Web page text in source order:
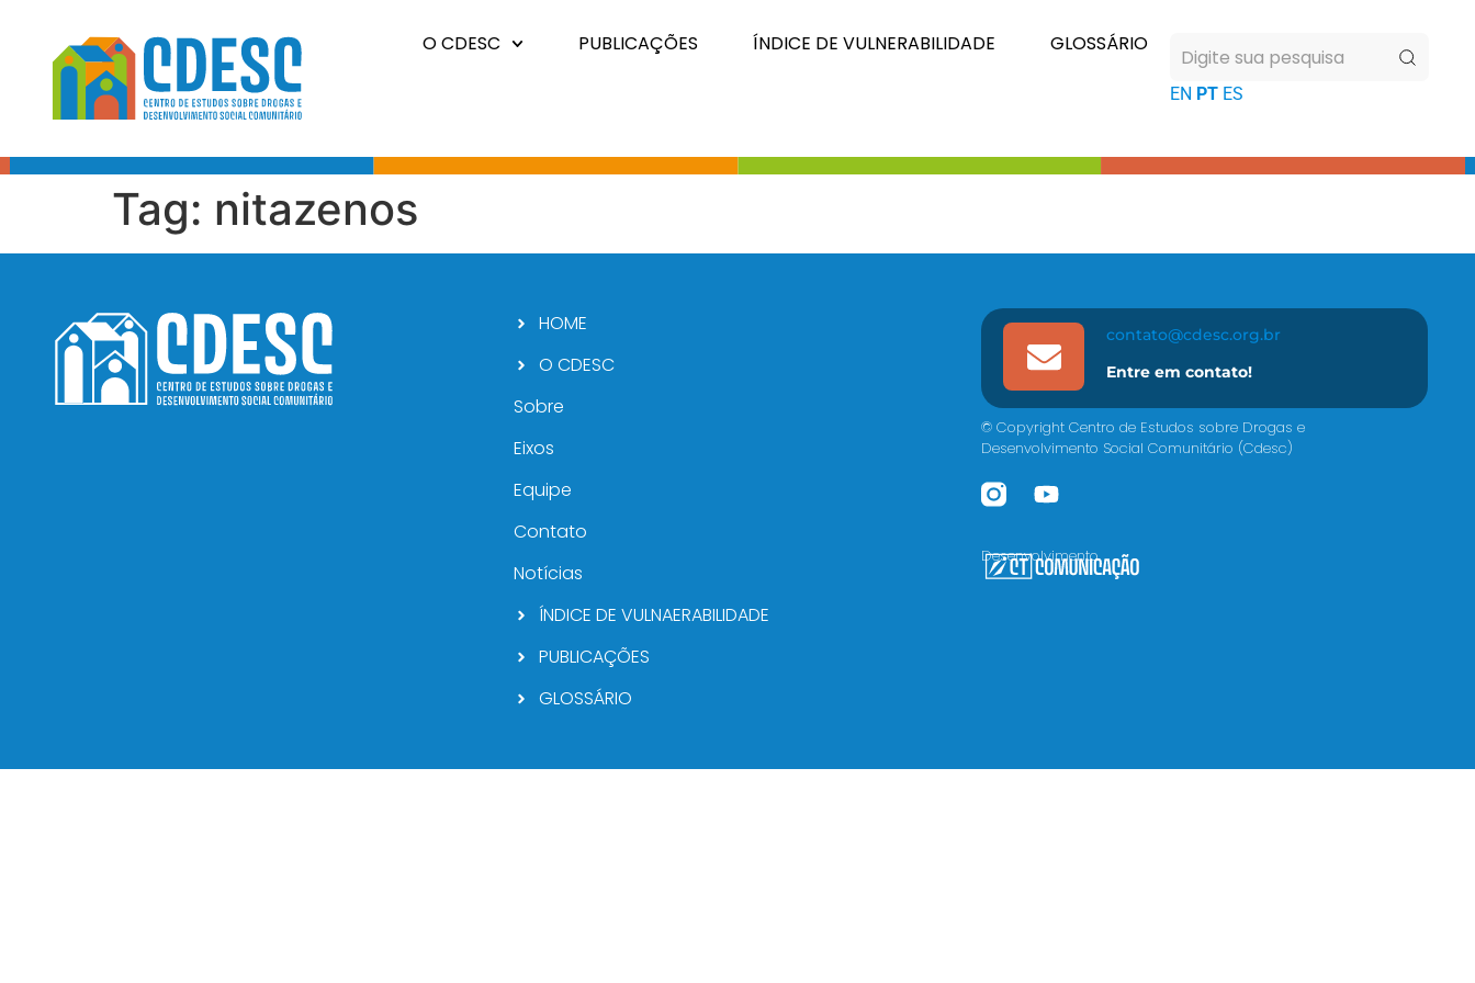
O CDESC PUBLICAÇÕES ÍNDICE DE VULNERABILIDADE GLOSSÁRIO
EN PT ES
.
Tag: nitazenos
HOME
O CDESC
Sobre
Eixos
Equipe
Contato
Notícias
ÍNDICE DE VULNAERABILIDADE
PUBLICAÇÕES
GLOSSÁRIO
contato@cdesc.org.br
Entre em contato!
© Copyright Centro de Estudos sobre Drogas e
Desenvolvimento Social Comunitário (Cdesc)
Desenvolvimento